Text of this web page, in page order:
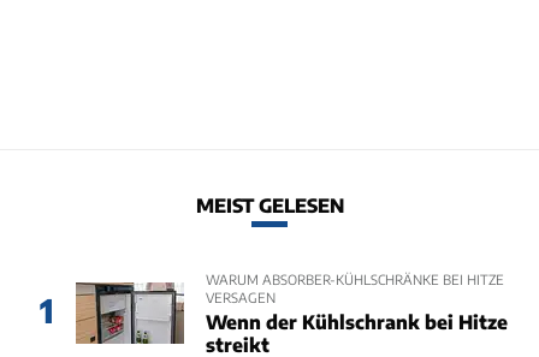
MEIST GELESEN
1
WARUM ABSORBER-KÜHLSCHRÄNKE BEI HITZE
VERSAGEN
Wenn der Kühlschrank bei Hitze
streikt